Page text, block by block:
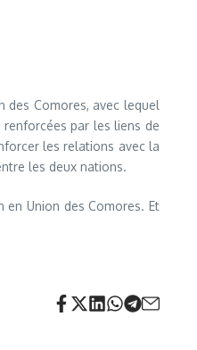
des Comores, avec lequel
par les liens de
les relations avec la
les deux nations.
Union des Comores. Et